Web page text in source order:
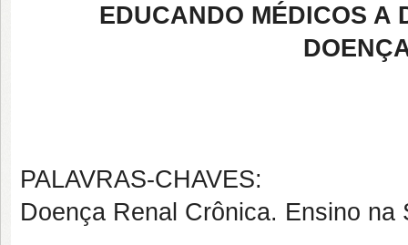
EDUCANDO MÉDICOS A
PALAVRAS-CHAVES:
Doença Renal Crônica. Ensino na